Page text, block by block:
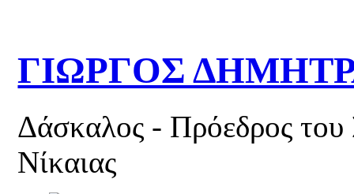
ΓΙΩΡΓΟΣ
Δάσκαλος - Πρόεδρος
Νίκαιας